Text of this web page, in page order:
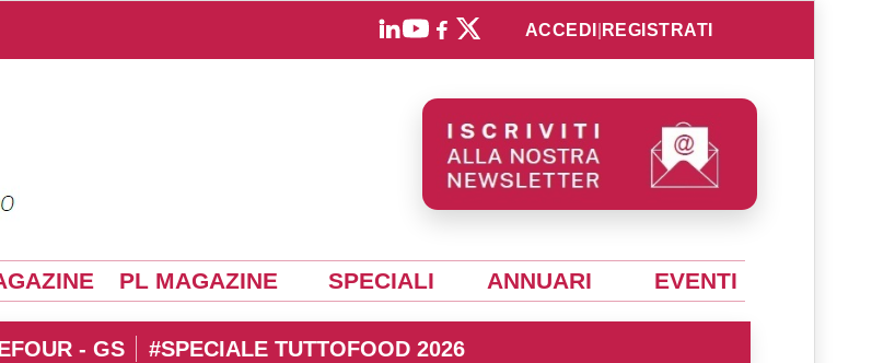
ACCEDI REGISTRATI
PL MAGAZINE SPECIALI ANNUARI EVENTI
- GS #SPECIALE TUTTOFOOD 2026